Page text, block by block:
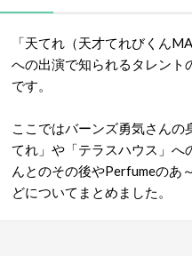
「天てれ（天才てれびくん
への出演で知られるタレント
です。
ここではバーンズ勇気さん
てれ」や「テラスハウス」へ
んとのその後やPerfumeのあ
どについてまとめました。